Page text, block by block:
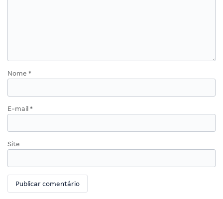
Nome *
E-mail *
Site